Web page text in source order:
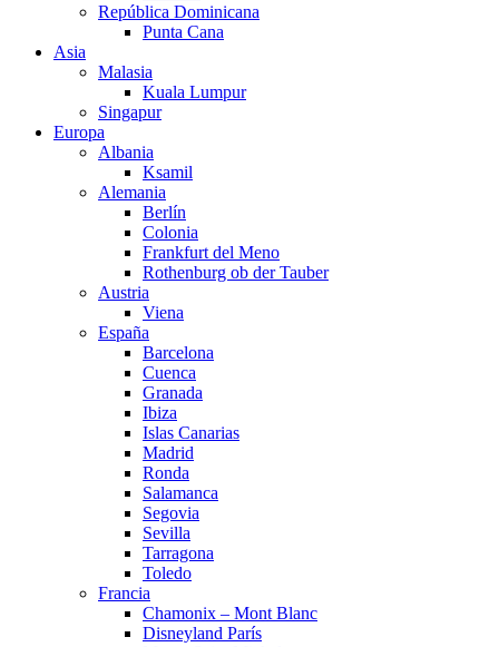
República Dominicana
Punta Cana
Asia
Malasia
Kuala Lumpur
Singapur
Europa
Albania
Ksamil
Alemania
Berlín
Colonia
Frankfurt del Meno
Rothenburg ob der Tauber
Austria
Viena
España
Barcelona
Cuenca
Granada
Ibiza
Islas Canarias
Madrid
Ronda
Salamanca
Segovia
Sevilla
Tarragona
Toledo
Francia
Chamonix – Mont Blanc
Disneyland París